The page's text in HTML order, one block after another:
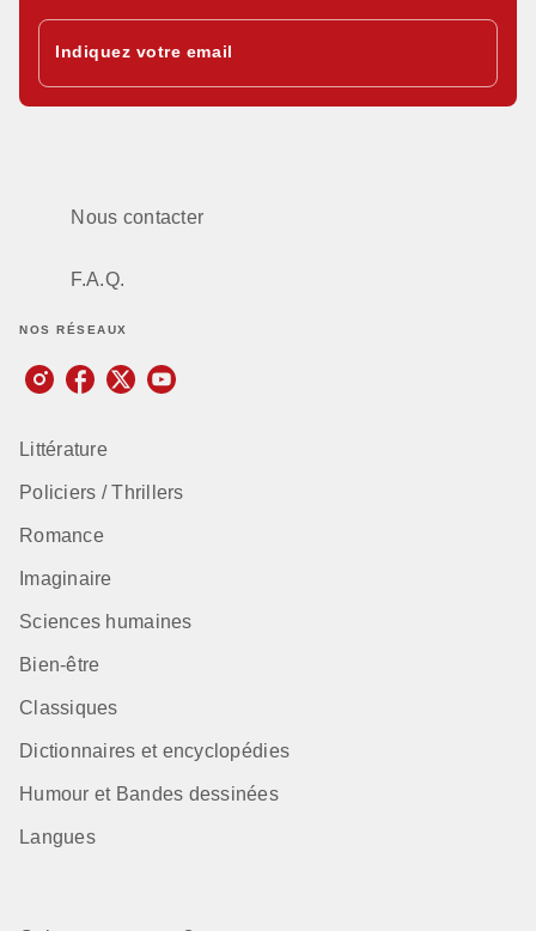
Indiquez votre email
Nous contacter
F.A.Q.
NOS RÉSEAUX
Littérature
Policiers / Thrillers
Romance
Imaginaire
Sciences humaines
Bien-être
Classiques
Dictionnaires et encyclopédies
Humour et Bandes dessinées
Langues